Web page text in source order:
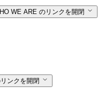
WE ARE のリンクを開閉
ンクを開閉